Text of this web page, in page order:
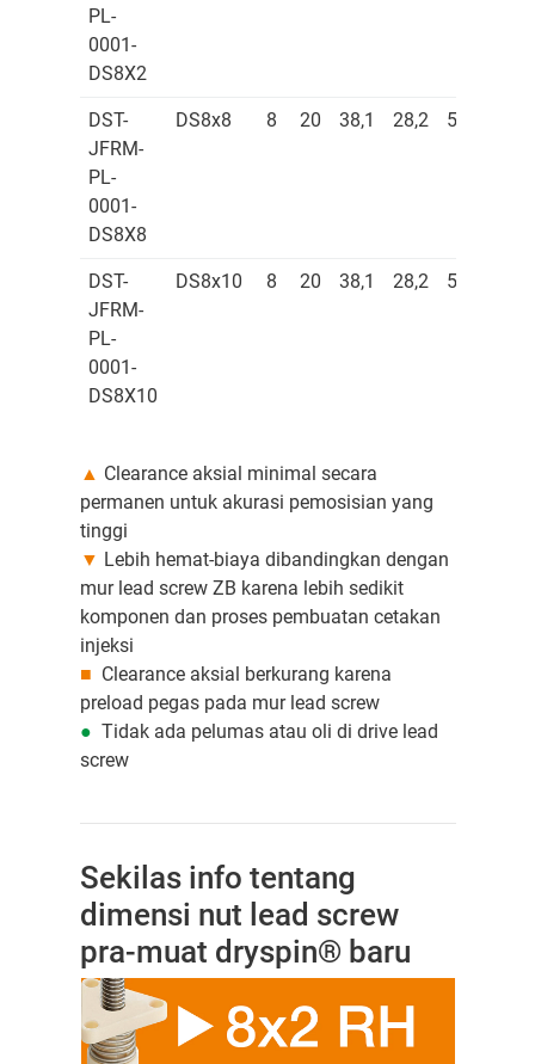
PL-
0001-
DS8X2
DST-
JFRM-
PL-
0001-
DS8X8
DS8x8 8 20 38,1 28,2 5,2
DST-
JFRM-
PL-
0001-
DS8X10
DS8x10 8 20 38,1 28,2 5,2
▲ Clearance aksial minimal secara
permanen untuk akurasi pemosisian yang
tinggi
▼ Lebih hemat-biaya dibandingkan dengan
mur lead screw ZB karena lebih sedikit
komponen dan proses pembuatan cetakan
injeksi
■ Clearance aksial berkurang karena
preload pegas pada mur lead screw
● Tidak ada pelumas atau oli di drive lead
screw
Sekilas info tentang
dimensi nut lead screw
pra-muat dryspin® baru